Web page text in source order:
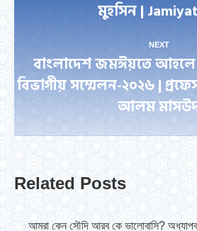
post:
মুহসিন |
NEXT
Next
post:
বাংলাদেশ জমঈয়তে আহলে
বিভাগীয় সম্মেলন-২০২৬ |
আলম
Related Posts
আমরা কেন সৌদি আরব কে ভালোবাসি?